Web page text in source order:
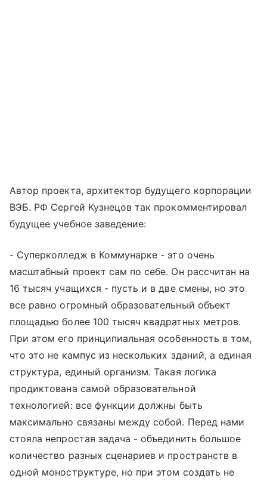
Автор проекта, архитектор будущего корпорации
ВЭБ. РФ Сергей Кузнецов так прокомментировал
будущее учебное заведение:
- Суперколледж в Коммунарке - это очень
масштабный проект сам по себе. Он рассчитан на
16 тысяч учащихся - пусть и в две смены, но это
все равно огромный образовательный объект
площадью более 100 тысяч квадратных метров.
При этом его принципиальная особенность в том,
что это не кампус из нескольких зданий, а единая
структура, единый организм. Такая логика
продиктована самой образовательной
технологией: все функции должны быть
максимально связаны между собой. Перед нами
стояла непростая задача - объединить большое
количество разных сценариев и пространств в
одной моноструктуре, но при этом создать не